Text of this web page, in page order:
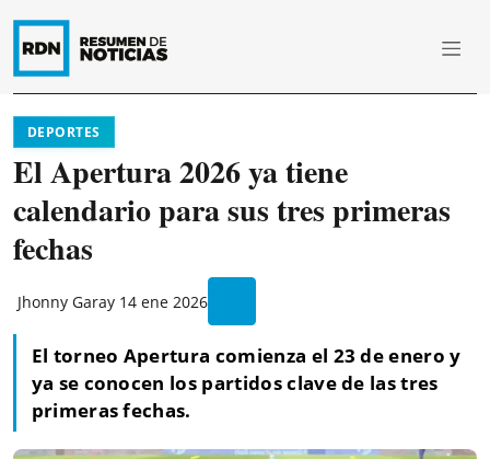
DEPORTES
El Apertura 2026 ya tiene
calendario para sus tres primeras
fechas
Jhonny Garay 14 ene 2026
El torneo Apertura comienza el 23 de enero y
ya se conocen los partidos clave de las tres
primeras fechas.